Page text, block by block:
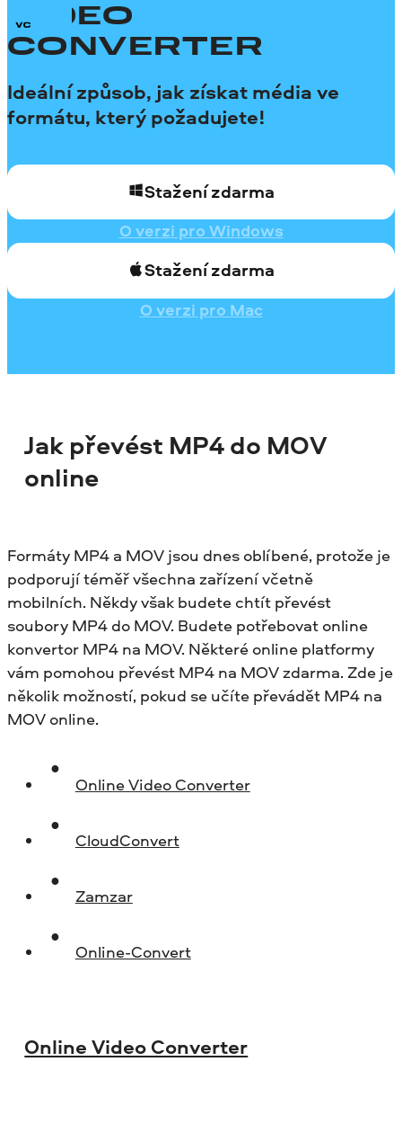
VIDEO
CONVERTER
Ideální způsob, jak získat média ve
formátu, který požadujete!
Stažení zdarma
O verzi pro Windows
Stažení zdarma
O verzi pro Mac
Jak převést MP4 do MOV
online
Formáty MP4 a MOV jsou dnes oblíbené, protože je
podporují téměř všechna zařízení včetně
mobilních. Někdy však budete chtít převést
soubory MP4 do MOV. Budete potřebovat online
konvertor MP4 na MOV. Některé online platformy
vám pomohou převést MP4 na MOV zdarma. Zde je
několik možností, pokud se učíte převádět MP4 na
MOV online.
Online Video Converter
CloudConvert
Zamzar
Online-Convert
Online Video Converter